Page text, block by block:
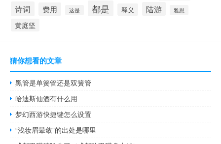
诗词 费用 这是 都是 释义 陆游 雅思
黄庭坚
猜你想看的文章
黑管是单簧管还是双簧管
哈迪斯仙酒有什么用
梦幻西游快捷键怎么设置
“浅妆眉晕敛”的出处是哪里